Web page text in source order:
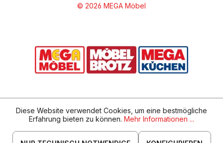
© 2026 MEGA Möbel
Diese Website verwendet Cookies, um eine bestmögliche
Erfahrung bieten zu können. Mehr Informationen ...